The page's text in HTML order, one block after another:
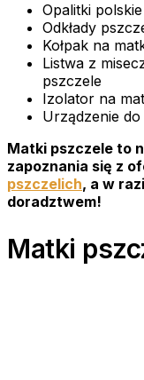
Opalitki polskie
Odkłady
Kołpak na
Listwa z
pszczele
Izolator na
Urządzenie
Matki pszczele to
zapoznania się z
pszczelich, a w
doradztwem!
Matki